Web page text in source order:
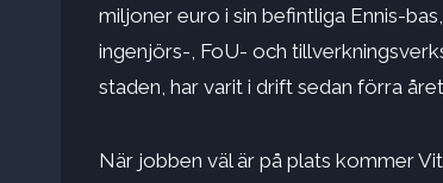
miljoner euro i sin befintliga Ennis-
ingenjörs-, FoU- och
staden, har varit i drift sedan förra
När jobben väl är på plats kommer